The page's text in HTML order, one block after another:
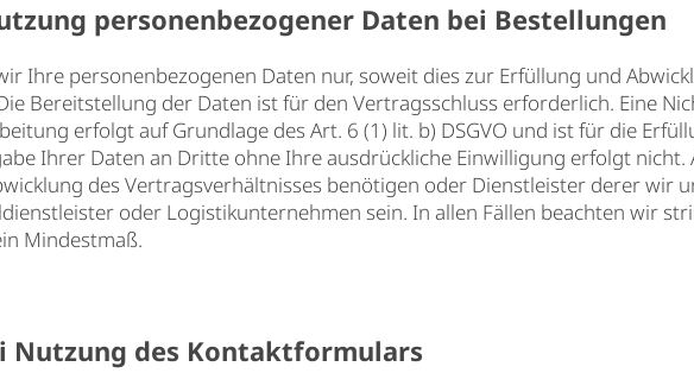
personenbezogener Daten bei Bestellungen
Ihre personenbezogenen Daten nur, soweit dies zur Erfüllung und
Bereitstellung der Daten ist für den Vertragsschluss erforderlich. Eine
erfolgt auf Grundlage des Art. 6 (1) lit. b) DSGVO und ist für die
Ihrer Daten an Dritte ohne Ihre ausdrückliche Einwilligung erfolgt
des Vertragsverhältnisses benötigen oder Dienstleister derer wir
oder Logistikunternehmen sein. In allen Fällen beachten wir
Mindestmaß.
Nutzung des Kontaktformulars